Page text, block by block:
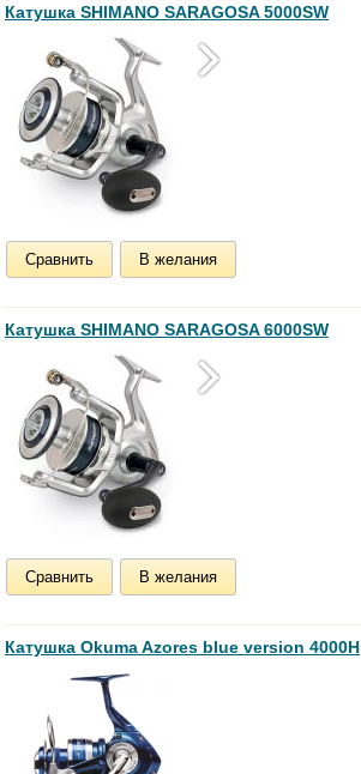
Катушка SHIMANO SARAGOSA 5000SW
Сравнить В желания
Катушка SHIMANO SARAGOSA 6000SW
Сравнить В желания
Катушка Okuma Azores blue version 4000H